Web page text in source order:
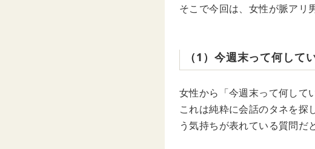
そこで今回は、女性が脈アリ
（1）今週末って何して
女性から「今週末って何して
これは純粋に会話のタネを探
う気持ちが表れている質問だ